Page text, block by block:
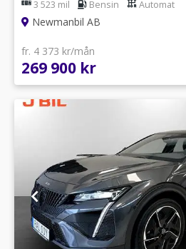
3 523 mil Bensin Automat
Newmanbil AB
fr. 4 373 kr/mån
269 900 kr